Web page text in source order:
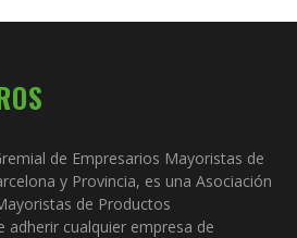
de Empresarios Mayoristas de
y Provincia, es una Asociación
de Productos
adherir cualquier empresa de